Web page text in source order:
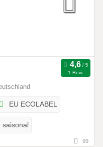
1 Bew.
EU ECOLABEL
saisonal
99